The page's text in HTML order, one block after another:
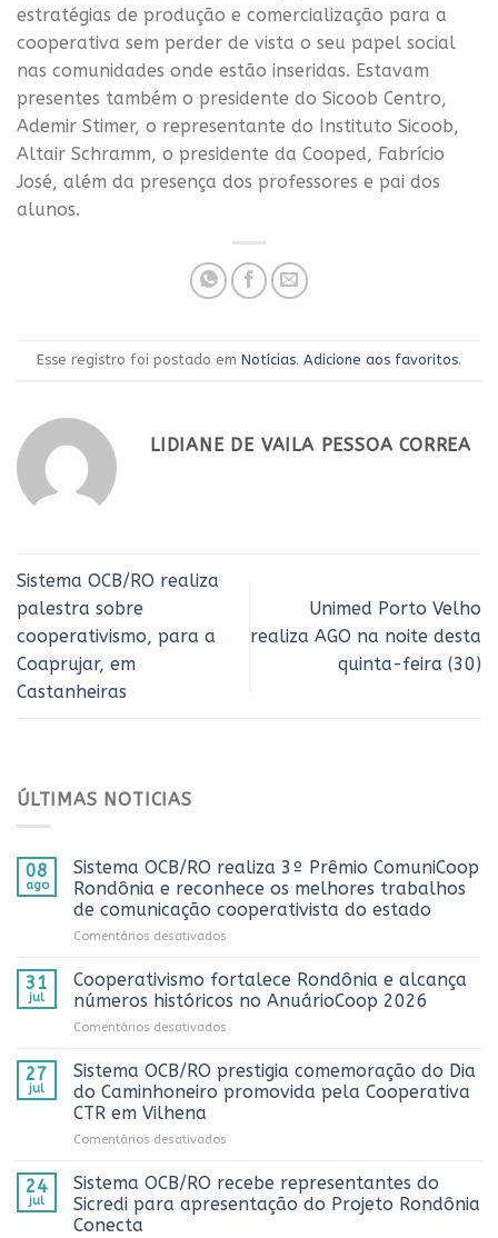
estratégias de produção e comercialização para a
cooperativa sem perder de vista o seu papel social
nas comunidades onde estão inseridas. Estavam
presentes também o presidente do Sicoob Centro,
Ademir Stimer, o representante do Instituto Sicoob,
Altair Schramm, o presidente da Cooped, Fabrício
José, além da presença dos professores e pai dos
alunos.
Esse registro foi postado em Notícias. Adicione aos favoritos.
LIDIANE DE VAILA PESSOA CORREA
Sistema OCB/RO realiza
palestra sobre
cooperativismo, para a
Coaprujar, em
Castanheiras
Unimed Porto Velho
realiza AGO na noite desta
quinta-feira (30)
ÚLTIMAS NOTICIAS
08
ago
Sistema OCB/RO realiza 3º Prêmio ComuniCoop
Rondônia e reconhece os melhores trabalhos
de comunicação cooperativista do estado
Comentários desativados
OCB/RO
3º
Rondônia
e
reconhece
de
comunicação
cooperativista
31
jul
Cooperativismo fortalece Rondônia e alcança
números históricos no AnuárioCoop 2026
Comentários desativados
fortalece
Rondônia
e
no
AnuárioCoop
27
jul
Sistema OCB/RO prestigia comemoração do Dia
do Caminhoneiro promovida pela Cooperativa
CTR em Vilhena
Comentários desativados
OCB/RO
prestigia
comemoração
24
jul
Sistema OCB/RO recebe representantes do
Sicredi para apresentação do Projeto Rondônia
Conecta